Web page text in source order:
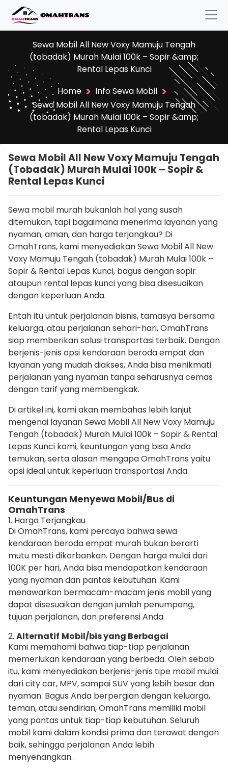
Sewa Mobil All New Voxy Mamuju Tengah
(tobadak) Murah Mulai 100k – Sopir &amp;
Rental Lepas Kunci
Home > Info Sewa Mobil >
Sewa Mobil All New Voxy Mamuju Tengah
(tobadak) Murah Mulai 100k – Sopir &amp;
Rental Lepas Kunci
Sewa Mobil All New Voxy Mamuju Tengah
(tobadak) Murah Mulai 100k – Sopir &
Rental Lepas Kunci
Sewa mobil murah bukanlah hal yang susah
ditemukan, tapi bagaimana menerima layanan yang
nyaman, aman, dan harga terjangkau? Di
OmahTrans, kami menyediakan Sewa Mobil All New
Voxy Mamuju Tengah (tobadak) Murah Mulai 100k –
Sopir & Rental Lepas Kunci, bagus dengan sopir
ataupun rental lepas kunci yang bisa disesuaikan
dengan keperluan Anda.
Entah itu untuk perjalanan bisnis, tamasya bersama
keluarga, atau perjalanan sehari-hari, OmahTrans
siap memberikan solusi transportasi terbaik. Dengan
berjenis-jenis opsi kendaraan beroda empat dan
layanan yang mudah diakses, Anda bisa menikmati
perjalanan yang nyaman tanpa seharusnya cemas
dengan tarif yang membengkak.
Di artikel ini, kami akan membahas lebih lanjut
mengenai layanan Sewa Mobil All New Voxy Mamuju
Tengah (tobadak) Murah Mulai 100k – Sopir & Rental
Lepas Kunci kami, keuntungan yang bisa Anda
temukan, serta alasan mengapa OmahTrans yaitu
opsi ideal untuk keperluan transportasi Anda.
Keuntungan Menyewa Mobil/Bus di
OmahTrans
1. Harga Terjangkau
Di OmahTrans, kami percaya bahwa sewa
kendaraan beroda empat murah bukan berarti
mutu mesti dikorbankan. Dengan harga mulai dari
100K per hari, Anda bisa mendapatkan kendaraan
yang nyaman dan pantas kebutuhan. Kami
menawarkan bermacam-macam jenis mobil yang
dapat disesuaikan dengan jumlah penumpang,
tujuan perjalanan, dan preferensi Anda.
2. Alternatif Mobil/bis yang Berbagai
Kami memahami bahwa tiap-tiap perjalanan
memerlukan kendaraan yang berbeda. Oleh sebab
itu, kami menyediakan berjenis-jenis tipe mobil mulai
dari city car, MPV, sampai SUV yang lebih besar dan
nyaman. Bagus Anda berpergian dengan keluarga,
teman, atau sendirian, OmahTrans memiliki mobil
yang pantas untuk tiap-tiap kebutuhan. Seluruh
mobil kami dalam kondisi prima dan terawat dengan
baik, sehingga perjalanan Anda lebih
menyenangkan.